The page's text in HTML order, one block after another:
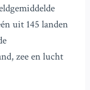
uit 145 landen
zee en lucht